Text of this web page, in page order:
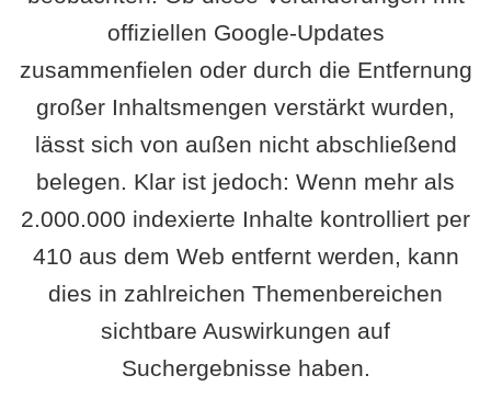
offiziellen Google-Updates
zusammenfielen oder durch die Entfernung
großer Inhaltsmengen verstärkt wurden,
lässt sich von außen nicht abschließend
belegen. Klar ist jedoch: Wenn mehr als
2.000.000 indexierte Inhalte kontrolliert per
410 aus dem Web entfernt werden, kann
dies in zahlreichen Themenbereichen
sichtbare Auswirkungen auf
Suchergebnisse haben.